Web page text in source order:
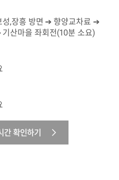
,장흥 방면 ➔ 향양교차료 ➔
산마을 좌회전(10분 소요)
간 확인하기